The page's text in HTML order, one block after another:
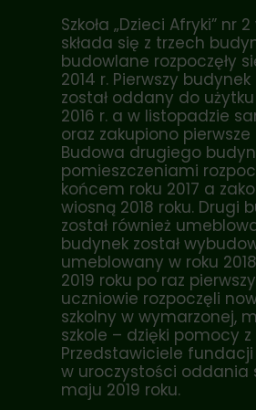
Szkoła „Dzieci Afryki” nr
składa się z trzech
budowlane rozpoczęły
2014 r. Pierwszy
został oddany do
2016 r. a w listopadzie
oraz zakupiono pierwsze
Budowa drugiego
pomieszczeniami
końcem roku 2017 a
wiosną 2018 roku. Drugi
został również
budynek został
umeblowany w roku
2019 roku po raz
uczniowie rozpoczęli
szkolny w wymarzonej,
szkole – dzięki pomocy z
Przedstawiciele fundacji
w uroczystości oddania
maju 2019 roku.